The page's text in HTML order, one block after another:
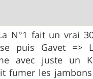
N°1 fait un vrai
puis Gavet =>
avec juste un
fumer les